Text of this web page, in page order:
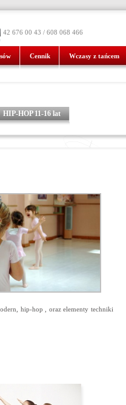
42 676 00 43 / 608 068 466
Cennik Wczasy z tańcem
HIP-HOP 11-16 lat
hip-hop , oraz elementy techniki